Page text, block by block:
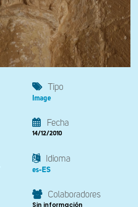
Tipo
Image
Fecha
14/12/2010
Idioma
es-ES
Colaboradores
Sin información